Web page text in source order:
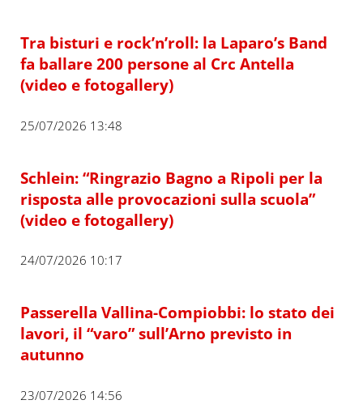
Tra bisturi e rock’n’roll: la Laparo’s Band
fa ballare 200 persone al Crc Antella
(video e fotogallery)
25/07/2026 13:48
Schlein: “Ringrazio Bagno a Ripoli per la
risposta alle provocazioni sulla scuola”
(video e fotogallery)
24/07/2026 10:17
Passerella Vallina-Compiobbi: lo stato dei
lavori, il “varo” sull’Arno previsto in
autunno
23/07/2026 14:56